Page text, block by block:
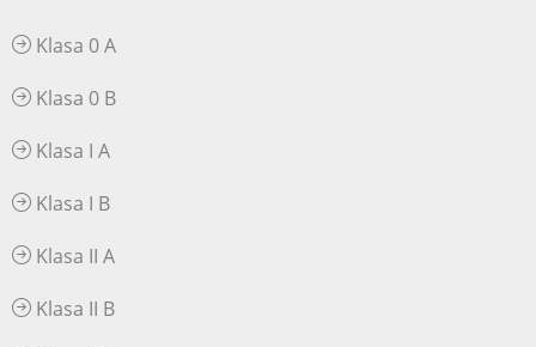
Klasa 0 A
Klasa 0 B
Klasa I A
Klasa I B
Klasa II A
Klasa II B